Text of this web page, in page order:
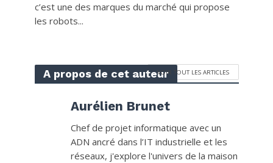
c’est une des marques du marché qui propose
les robots...
A propos de cet auteurVOIR TOUT LES ARTICLES
Aurélien Brunet
Chef de projet informatique avec un
ADN ancré dans l’IT industrielle et les
réseaux, j'explore l'univers de la maison